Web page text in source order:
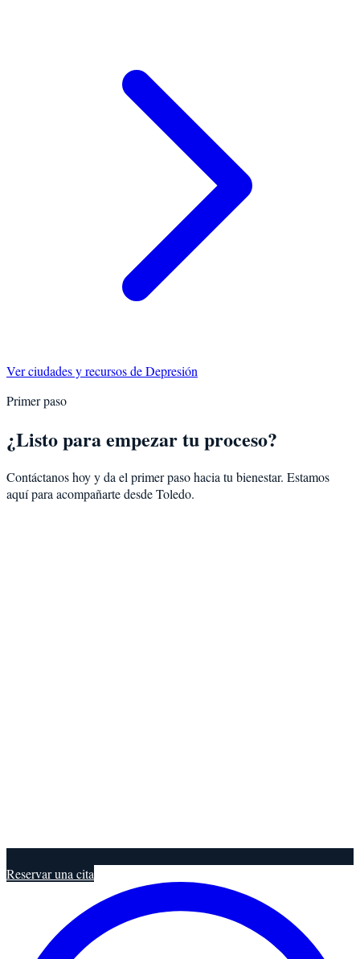
Ver ciudades y recursos deDepresión
Primer paso
¿Listo para empezar tu proceso?
Contáctanos hoy y da el primer paso hacia tu bienestar. Estamos
aquí para acompañarte desdeToledo.
Reservar una cita